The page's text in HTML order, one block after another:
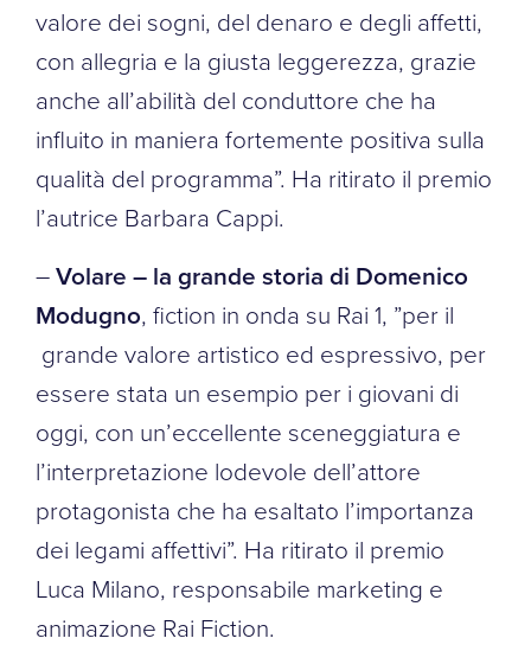
valore dei sogni, del denaro e degli affetti,
con allegria e la giusta leggerezza, grazie
anche all’abilità del conduttore che ha
influito in maniera fortemente positiva sulla
qualità del programma”. Ha ritirato il premio
l’autrice Barbara Cappi.
–Volare – la grande storia di Domenico
Modugno, fiction in onda su Rai 1, ”per il
grande valore artistico ed espressivo, per
essere stata un esempio per i giovani di
oggi, con un’eccellente sceneggiatura e
l’interpretazione lodevole dell’attore
protagonista che ha esaltato l’importanza
dei legami affettivi”. Ha ritirato il premio
Luca Milano, responsabile marketing e
animazione Rai Fiction.